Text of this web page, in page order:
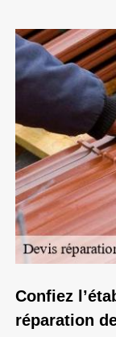
Confiez
réparation